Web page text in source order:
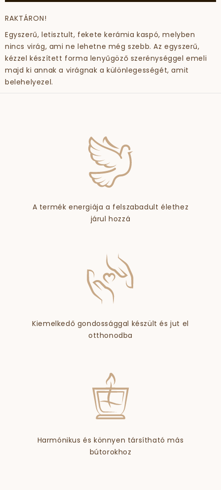
RAKTÁRON!
Egyszerű, letisztult, fekete kerámia kaspó, melyben
nincs virág, ami ne lehetne még szebb. Az egyszerű,
kézzel készített forma lenyűgöző szerénységgel emeli
majd ki annak a virágnak a különlegességét, amit
belehelyezel.
A termék energiája a felszabadult élethez
járul hozzá
Kiemelkedő gondossággal készült és jut el
otthonodba
Harmónikus és könnyen társítható más
bútorokhoz